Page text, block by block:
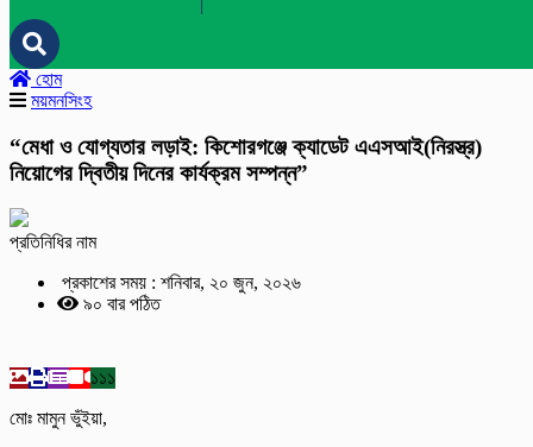
হোম
ময়মনসিংহ
“মেধা ও যোগ্যতার লড়াই: কিশোরগঞ্জে ক্যাডেট এএসআই(নিরস্ত্র)
নিয়োগের দ্বিতীয় দিনের কার্যক্রম সম্পন্ন”
প্রতিনিধির নাম
প্রকাশের সময় : শনিবার, ২০ জুন, ২০২৬
৯০ বার পঠিত
১১১
মোঃ মামুন ভুঁইয়া,